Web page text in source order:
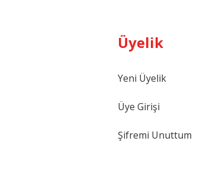
Üyelik
Yeni Üyelik
Üye Girişi
Şifremi Unuttum